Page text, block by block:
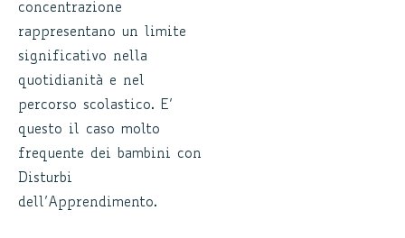
concentrazione
rappresentano un limite
significativo nella
quotidianità e nel
percorso scolastico. E’
questo il caso molto
frequente dei bambini con
Disturbi
dell’Apprendimento.